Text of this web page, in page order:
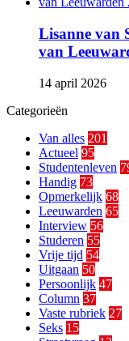
Lisanne van
van
14 april 2026
Categorieën
Van alles 201
Actueel 95
Studentenleven
Handig 73
Opmerkelijk 68
Leeuwarden 65
Interview 56
Studeren 55
Vrije tijd 54
Uitgaan 50
Persoonlijk 47
Column 37
Vaste rubriek 27
Seks 15